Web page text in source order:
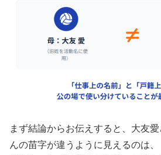
まず結論からお伝えすると、大友
んの苗字が違うように見えるのは、